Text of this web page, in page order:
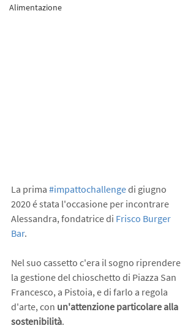
Alimentazione
La prima #impattochallenge di giugno
2020 é stata l'occasione per incontrare
Alessandra, fondatrice di Frisco Burger
Bar.
Nel suo cassetto c'era il sogno riprendere
la gestione del chioschetto di Piazza San
Francesco, a Pistoia, e di farlo a regola
d'arte, con un'attenzione particolare alla
sostenibilità.